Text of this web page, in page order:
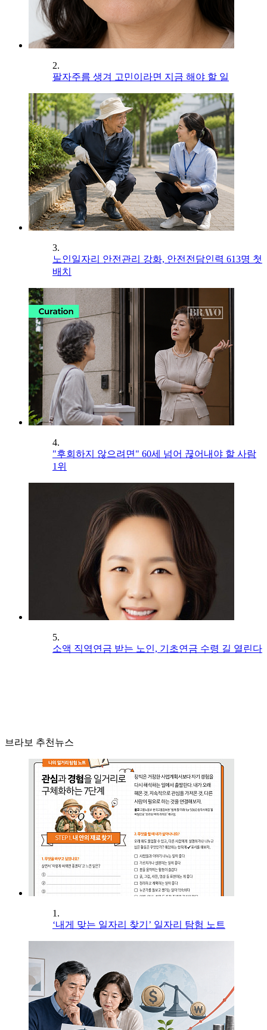
2.
팔자주름 생겨 고민이라면 지금 해야 할 일
3.
노인일자리 안전관리 강화, 안전전담인력 613명 첫
배치
4.
"후회하지 않으려면" 60세 넘어 끊어내야 할 사람
1위
5.
소액 직역연금 받는 노인, 기초연금 수령 길 열린다
브라보 추천뉴스
1.
‘내게 맞는 일자리 찾기’ 일자리 탐험 노트